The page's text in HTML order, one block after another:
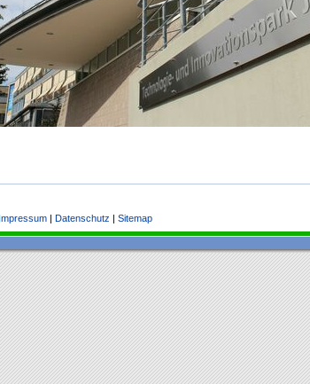
Impressum| Datenschutz Sitemap